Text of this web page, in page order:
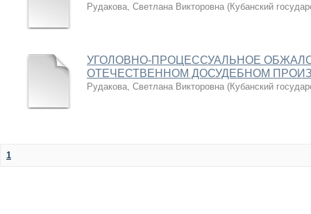
Рудакова, Светлана Викторовна (Кубанский
УГОЛОВНО-ПРОЦЕССУАЛЬНОЕ
ОТЕЧЕСТВЕННОМ ДОСУДЕБНОМ
Рудакова, Светлана Викторовна (Кубанский
1